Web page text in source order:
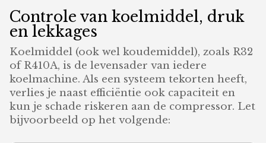
Controle van koelmiddel, druk
en lekkages
Koelmiddel (ook wel koudemiddel), zoals R32
of R410A, is de levensader van iedere
koelmachine. Als een systeem tekorten heeft,
verlies je naast efficiëntie ook capaciteit en
kun je schade riskeren aan de compressor. Let
bijvoorbeeld op het volgende: